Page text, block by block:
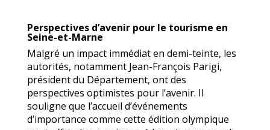
Perspectives d’avenir pour le tourisme en
Seine-et-Marne
Malgré un impact immédiat en demi-teinte, les
autorités, notamment Jean-François Parigi,
président du Département, ont des
perspectives optimistes pour l’avenir. Il
souligne que l’accueil d’événements
d’importance comme cette édition olympique